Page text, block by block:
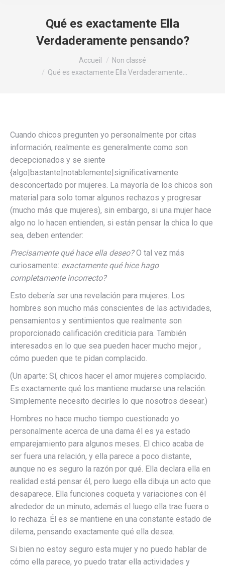
Qué es exactamente Ella
Verdaderamente pensando?
Accueil
Non classé
Qué es exactamente Ella Verdaderamente…
Cuando chicos pregunten yo personalmente por citas
información, realmente es generalmente como son
decepcionados y se siente
{algo|bastante|notablemente|significativamente
desconcertado por mujeres. La mayoría de los chicos son
material para solo tomar algunos rechazos y progresar
(mucho más que mujeres), sin embargo, si una mujer hace
algo no lo hacen entienden, si están pensar la chica lo que
sea, deben entender:
Precisamente qué hace ella deseo?O tal vez más
curiosamente: exactamente qué hice hago
completamente incorrecto?
Esto debería ser una revelación para mujeres. Los
hombres son mucho más conscientes de las actividades,
pensamientos y sentimientos que realmente son
proporcionado calificación crediticia para. También
interesados ​​en lo que sea pueden hacer mucho mejor ,
cómo pueden que te pidan complacido.
(Un aparte: Sí, chicos hacer el amor mujeres complacido.
Es exactamente qué los mantiene mudarse una relación.
Simplemente necesito decirles lo que nosotros desear.)
Hombres no hace mucho tiempo cuestionado yo
personalmente acerca de una dama él es ya estado
emparejamiento para algunos meses. El chico acaba de
ser fuera una relación, y ella parece a poco distante,
aunque no es seguro la razón por qué. Ella declara ella en
realidad está pensar él, pero luego ella dibuja un acto que
desaparece. Ella funciones coqueta y variaciones con él
alrededor de un minuto, además el luego ella trae fuera o
lo rechaza. Él es se mantiene en una constante estado de
dilema, pensando exactamente qué ella desea.
Si bien no estoy seguro esta mujer y no puedo hablar de
cómo ella parece, yo puedo tratar ella actividades y